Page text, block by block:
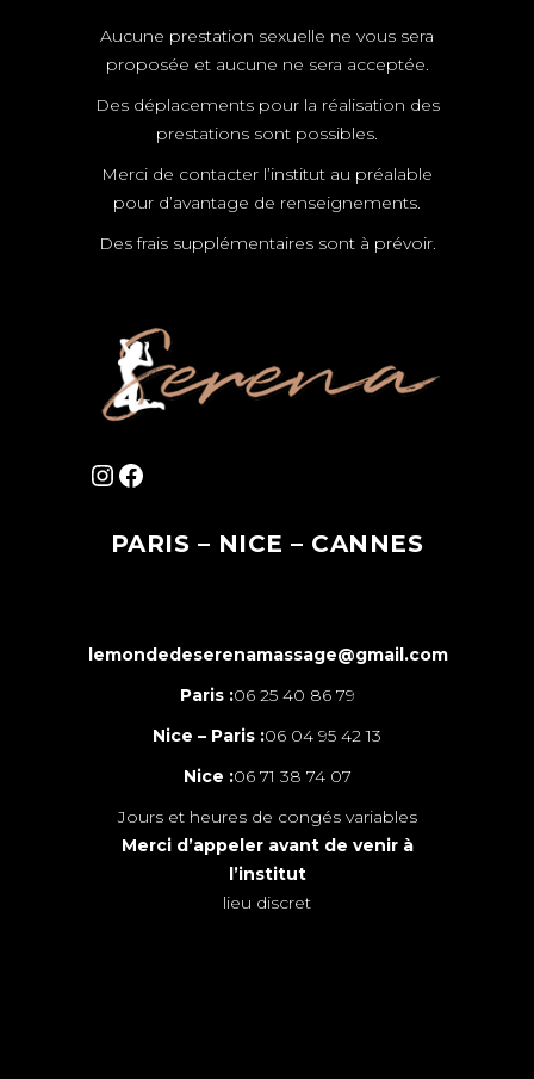
Aucune prestation sexuelle ne vous sera
proposée et aucune ne sera acceptée.
Des déplacements pour la réalisation des
prestations sont possibles.
Merci de contacter l’institut au préalable
pour d’avantage de renseignements.
Des frais supplémentaires sont à prévoir.
Instagram
Facebook
PARIS – NICE – CANNES
lemondedeserenamassage@gmail.com
Paris :06 25 40 86 79
Nice – Paris :06 04 95 42 13
Nice :06 71 38 74 07
Jours et heures de congés variables
Merci d’appeler avant de venir à
l’institut
lieu discret